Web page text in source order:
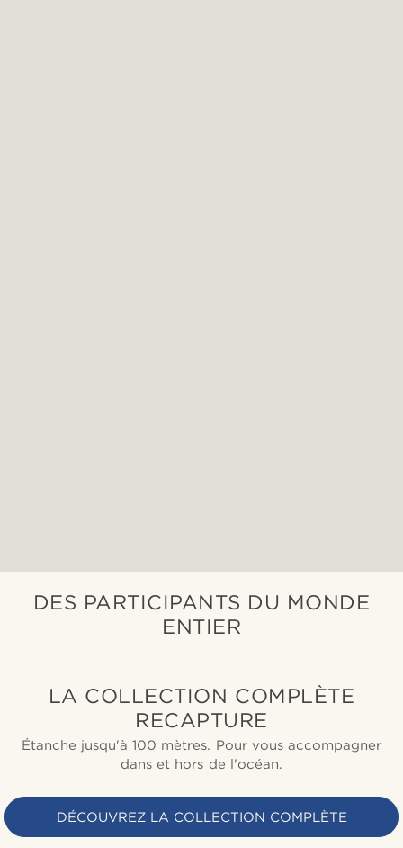
DES PARTICIPANTS DU MONDE
ENTIER
LA COLLECTION COMPLÈTE
RECAPTURE
Étanche jusqu'à 100 mètres. Pour vous accompagner
dans et hors de l'océan.
DÉCOUVREZ LA COLLECTION COMPLÈTE